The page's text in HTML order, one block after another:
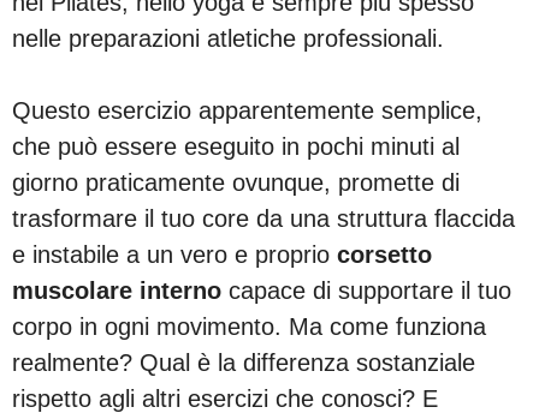
nelle preparazioni atletiche professionali.
Questo esercizio apparentemente semplice,
che può essere eseguito in pochi minuti al
giorno praticamente ovunque, promette di
trasformare il tuo core da una struttura flaccida
e instabile a un vero e proprio corsetto
muscolare interno capace di supportare il tuo
corpo in ogni movimento. Ma come funziona
realmente? Qual è la differenza sostanziale
rispetto agli altri esercizi che conosci? E